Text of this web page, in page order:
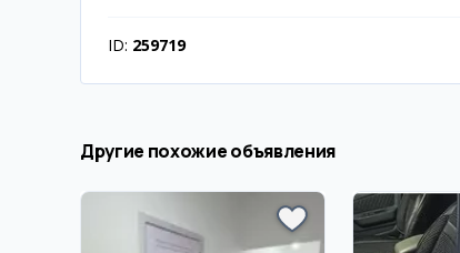
ID: 259719
Другие похожие объявления